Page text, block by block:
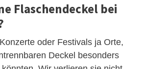
Flaschendeckel bei
oder Festivals ja Orte,
Deckel besonders